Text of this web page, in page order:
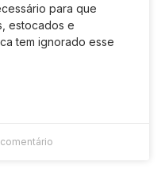
para que
estocados e
tem ignorado esse